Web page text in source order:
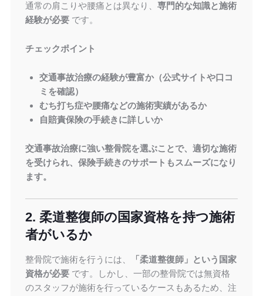
通常の肩こりや腰痛とは異なり、 専門的な知識と施術
経験が必要です。
チェックポイント
交通事故治療の経験が豊富か（公式サイトや口コ
ミを確認）
むち打ち症や腰痛などの施術実績があるか
自賠責保険の手続きに詳しいか
交通事故治療に強い整骨院を選ぶことで、適切な施術
を受けられ、保険手続きのサポートもスムーズになり
ます。
2. 柔道整復師の国家資格を持つ施術
者がいるか
整骨院で施術を行うには、
「柔道整復師」という国家
資格が必要です。しかし、一部の整骨院では無資格
のスタッフが施術を行っているケースもあるため、注